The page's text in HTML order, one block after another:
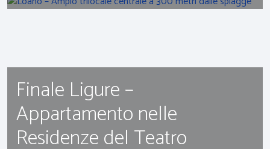
Finale Ligure –
Appartamento nelle
Residenze del Teatro